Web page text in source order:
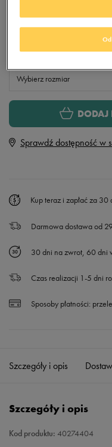
Wybierz rozmiar
Rozmiary EU
23 cm
38 24 cm
38,5 24,5 cm
39 25 cm
DODAJ
Sprawdź dostępność w
Kup teraz i zapłać za 30
Darmowa dostawa od
30 dni na zwrot, 60 dni
Czas realizacji 1-5 dni
Sposoby płatności:
Szczegóły i opis
Szczegóły i opis
Kod produktu: 40274404